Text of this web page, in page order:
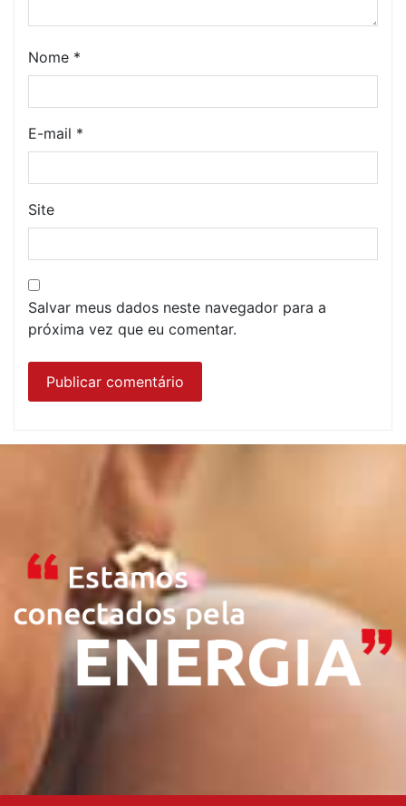
Nome *
E-mail *
Site
Salvar meus dados neste navegador para a
próxima vez que eu comentar.